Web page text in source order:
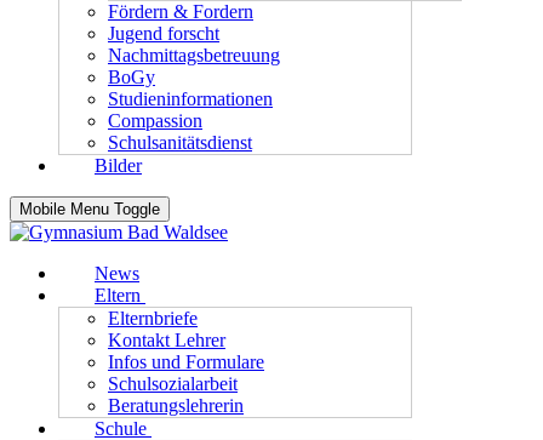
Fördern & Fordern
Jugend forscht
Nachmittagsbetreuung
BoGy
Studieninformationen
Compassion
Schulsanitätsdienst
Bilder
Mobile Menu Toggle
News
Eltern
Elternbriefe
Kontakt Lehrer
Infos und Formulare
Schulsozialarbeit
Beratungslehrerin
Schule